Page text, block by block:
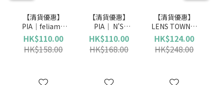
【清貨優惠】
PIA｜feliamo
(日拋)
HK$110.00
HK$158.00
【清貨優惠】
PIA｜ N'S
Collection (日
拋)
HK$110.00
HK$168.00
【清貨優惠】
LENS TOWN｜
Lighly Pure
Gray 純潔灰 (日
拋)
HK$124.00
HK$248.00